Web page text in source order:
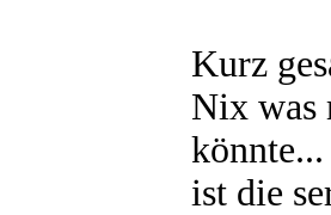
Kurz
Nix was
ist die